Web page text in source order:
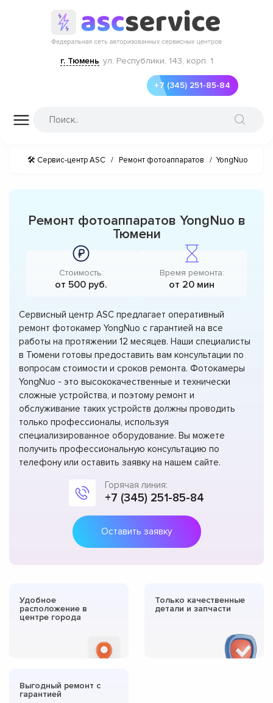
г. Тюмень ул. Республики, 143, корп. 1
+7 (345) 251-85-84
🛠 Сервис-центр ASC / Ремонт фотоаппаратов / YongNuo
Ремонт фотоаппаратов YongNuo в
Тюмени
Стоимость:
от 500 руб.
Время ремонта:
от 20 мин
Сервисный центр ASC предлагает оперативный
ремонт фотокамер YongNuo с гарантией на все
работы на протяжении 12 месяцев. Наши специалисты
в Тюмени готовы предоставить вам консультации по
вопросам стоимости и сроков ремонта. Фотокамеры
YongNuo - это высококачественные и технически
сложные устройства, и поэтому ремонт и
обслуживание таких устройств должны проводить
только профессионалы, используя
специализированное оборудование. Вы можете
получить профессиональную консультацию по
телефону или оставить заявку на нашем сайте.
Горячая линия:
+7 (345) 251-85-84
Оставить заявку
Удобное
расположение в
центре города
Только качественные
детали и запчасти
Выгодный ремонт с
гарантией